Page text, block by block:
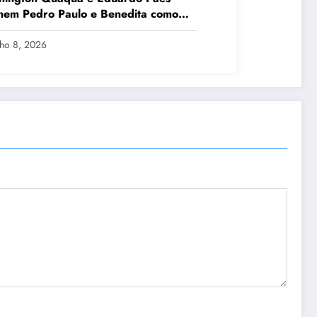
Pedro Paulo e Benedita como
ao Senado no Rio
8, 2026